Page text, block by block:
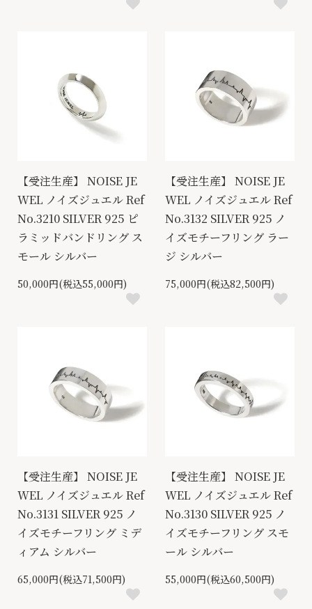
【受注生産】 NOISE JE
WEL ノイズジュエル Ref
No.3210 SILVER 925 ピ
ラミッドバンドリング ス
モール シルバー
50,000円(税込55,000円)
【受注生産】 NOISE JE
WEL ノイズジュエル Ref
No.3132 SILVER 925 ノ
イズモチーフリング ラー
ジ シルバー
75,000円(税込82,500円)
【受注生産】 NOISE JE
WEL ノイズジュエル Ref
No.3131 SILVER 925 ノ
イズモチーフリング ミデ
ィアム シルバー
65,000円(税込71,500円)
【受注生産】 NOISE JE
WEL ノイズジュエル Ref
No.3130 SILVER 925 ノ
イズモチーフリング スモ
ール シルバー
55,000円(税込60,500円)